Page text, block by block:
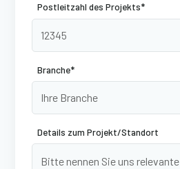
Postleitzahl des Projekts*
Branche*
Details zum Projekt/Standort